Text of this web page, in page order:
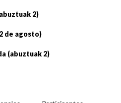
2)
de agosto)
(abuztuak 2)